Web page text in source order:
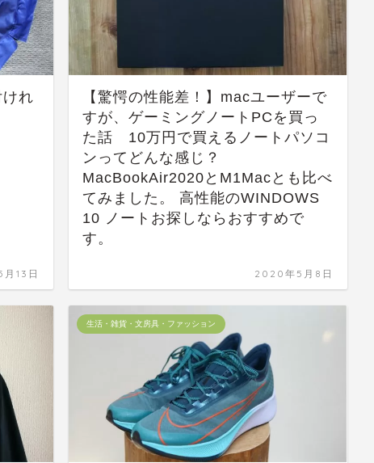
れ
13日
【驚愕の性能差！】macユーザーで
すが、ゲーミングノートPCを買っ
た話 10万円で買えるノートパソコ
ンってどんな感じ？
MacBookAir2020とM1Macとも比べ
てみました。 高性能のWINDOWS
10 ノートお探しならおすすめで
す。
2020年5月8日
生活・雑貨・文房具・ファッション